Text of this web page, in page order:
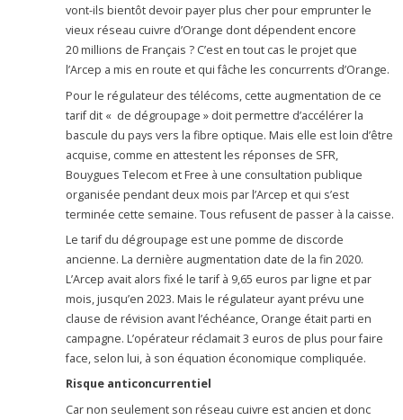
vont-ils bientôt devoir payer plus cher pour emprunter le
vieux réseau cuivre d’Orange dont dépendent encore
20 millions de Français ? C’est en tout cas le projet que
l’Arcep a mis en route et qui fâche les concurrents d’Orange.
Pour le régulateur des télécoms, cette augmentation de ce
tarif dit « de dégroupage » doit permettre d’accélérer la
bascule du pays vers la fibre optique. Mais elle est loin d’être
acquise, comme en attestent les réponses de SFR,
Bouygues Telecom et Free à une consultation publique
organisée pendant deux mois par l’Arcep et qui s’est
terminée cette semaine. Tous refusent de passer à la caisse.
Le tarif du dégroupage est une pomme de discorde
ancienne. La dernière augmentation date de la fin 2020.
L’Arcep avait alors fixé le tarif à 9,65 euros par ligne et par
mois, jusqu’en 2023. Mais le régulateur ayant prévu une
clause de révision avant l’échéance, Orange était parti en
campagne. L’opérateur réclamait 3 euros de plus pour faire
face, selon lui, à son équation économique compliquée.
Risque anticoncurrentiel
Car non seulement son réseau cuivre est ancien et donc